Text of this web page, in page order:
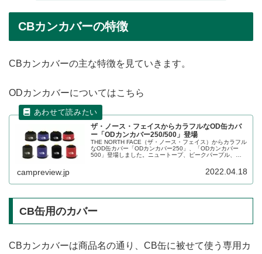
CBカンカバーの特徴
CBカンカバーの主な特徴を見ていきます。
ODカンカバーについてはこちら
ザ・ノース・フェイスからカラフルなOD缶カバ
ー「ODカンカバー250/500」登場
THE NORTH FACE（ザ・ノース・フェイス）からカラフル
なOD缶カバー「ODカンカバー250」、「ODカンカバー
500」登場しました。ニュートープ、ピークパープル、ブ
campreview.jp 2022.04.18
CB缶用のカバー
CBカンカバーは商品名の通り、CB缶に被せて使う専用カ